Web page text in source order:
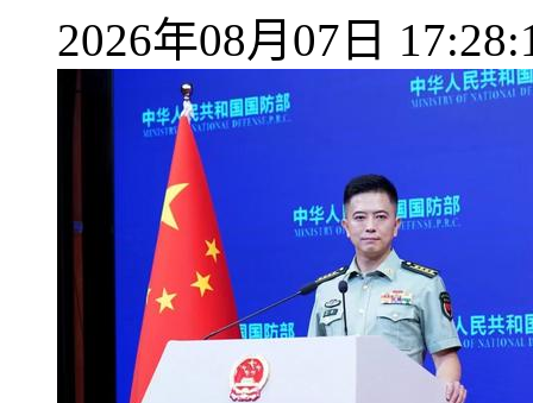
2026年08月07日